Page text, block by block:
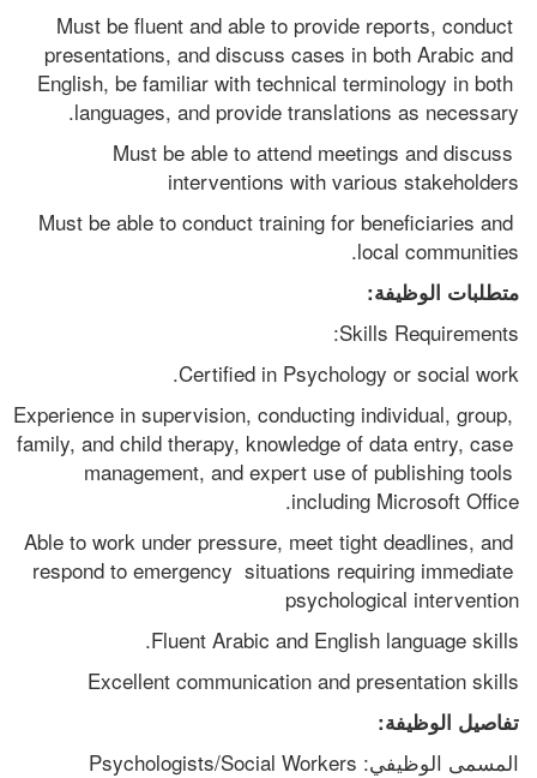
Must be fluent and able to provide reports, conduct
presentations, and discuss cases in both Arabic and
English, be familiar with technical terminology in both
languages, and provide translations as necessary.
Must be able to attend meetings and discuss
interventions with various stakeholders
Must be able to conduct training for beneficiaries and
local communities.
متطلبات الوظيفة:
Skills Requirements:
Certified in Psychology or social work.
Experience in supervision, conducting individual, group,
family, and child therapy, knowledge of data entry, case
management, and expert use of publishing tools
including Microsoft Office.
Able to work under pressure, meet tight deadlines, and
respond to emergency  situations requiring immediate
psychological intervention
Fluent Arabic and English language skills.
Excellent communication and presentation skills
تفاصيل الوظيفة:
المسمى الوظيفي: Psychologists/Social Workers